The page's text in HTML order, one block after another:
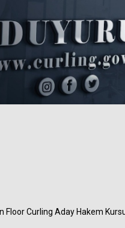
Curling Aday Hakem Kursu